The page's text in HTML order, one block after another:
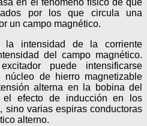
en el fenómeno físico de que
por los que circula una
un campo magnético.
intensidad de la corriente
del campo magnético.
puede intensificarse
de hierro magnetizable
alterna en la bobina del
el efecto de inducción en los
sino varias espiras conductoras
alterno.